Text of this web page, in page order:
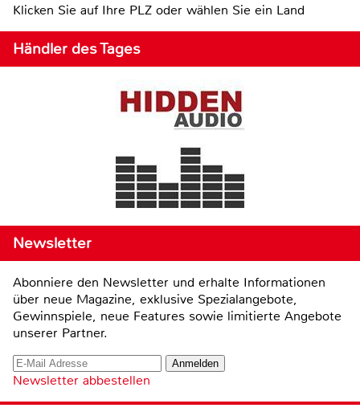
Klicken Sie auf Ihre PLZ oder wählen Sie ein Land
Händler des Tages
Newsletter
Abonniere den Newsletter und erhalte Informationen
über neue Magazine, exklusive Spezialangebote,
Gewinnspiele, neue Features sowie limitierte Angebote
unserer Partner.
Newsletter abbestellen